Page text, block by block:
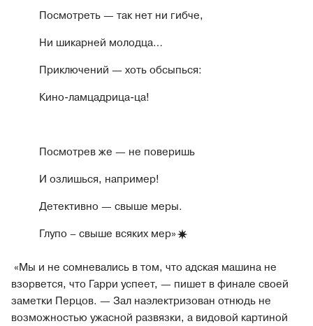
Посмотреть — так нет ни гибче,
Ни шикарней молодца…
Приключений — хоть обсыпься:
Кино-ламцадрица-ца!
Посмотрев же — не поверишь
И озлишься, например!
Детективно — свыше меры.
Глупо – свыше всяких мер»
«Мы и не сомневались в том, что адская машина не
взорвется, что Гарри успеет, — пишет в финале своей
заметки Перцов. — Зал наэлектризован отнюдь не
возможностью ужасной развязки, а видовой картиной